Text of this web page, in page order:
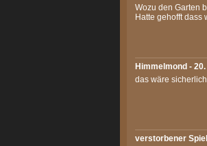
Wozu den Garten
Hatte gehofft
Himmelmond -
das wäre
verstorbener